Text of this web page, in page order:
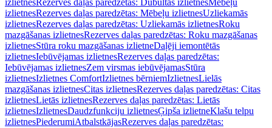
izlietnesRezerves daļas paredzētas: Dubultās izlietnesMēbeļu
izlietnesRezerves daļas paredzētas: Mēbeļu izlietnesUzliekamās
izlietnesRezerves daļas paredzētas: Uzliekamās izlietnesRoku
mazgāšanas izlietnesRezerves daļas paredzētas: Roku mazgāšanas
izlietnesStūra roku mazgāšanas izlietneDaļēji iemontētās
izlietnesIebūvējamas izlietnesRezerves daļas paredzētas:
Iebūvējamas izlietnesZem virsmas iebūvējamasStūra
izlietnesIzlietnes ComfortIzlietnes bērniemIzlietnesLielās
mazgāšanas izlietnesCitas izlietnesRezerves daļas paredzētas: Citas
izlietnesLietās izlietnesRezerves daļas paredzētas: Lietās
izlietnesIzlietnesDaudzfunkciju izlietnesĢipša izlietneKlašu telpu
izlietnesPiederumiAtbalstkājasRezerves daļas paredzētas: